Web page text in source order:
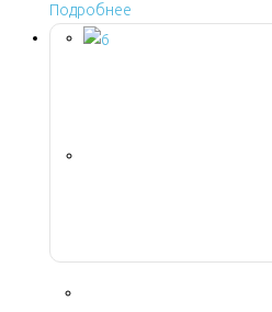
Подробнее